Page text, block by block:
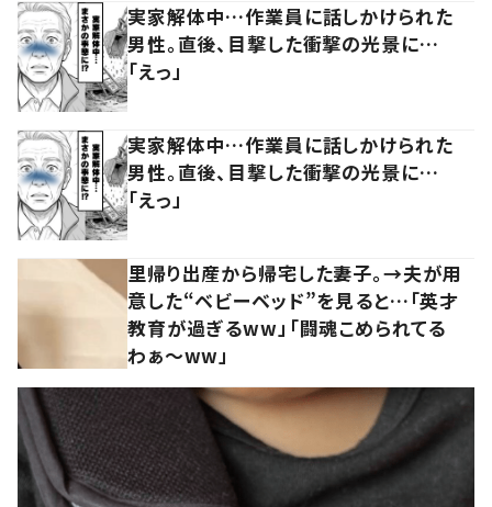
実家解体中…作業員に話しかけられた
男性。直後、目撃した衝撃の光景に…
「えっ」
実家解体中…作業員に話しかけられた
男性。直後、目撃した衝撃の光景に…
「えっ」
里帰り出産から帰宅した妻子。→夫が用
意した“ベビーベッド”を見ると…「英才
教育が過ぎるww」「闘魂こめられてる
わぁ～ww」